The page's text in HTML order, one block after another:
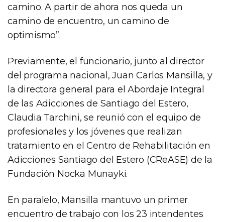
camino. A partir de ahora nos queda un
camino de encuentro, un camino de
optimismo”.
Previamente, el funcionario, junto al director
del programa nacional, Juan Carlos Mansilla, y
la directora general para el Abordaje Integral
de las Adicciones de Santiago del Estero,
Claudia Tarchini, se reunió con el equipo de
profesionales y los jóvenes que realizan
tratamiento en el Centro de Rehabilitación en
Adicciones Santiago del Estero (CReASE) de la
Fundación Nocka Munayki.
En paralelo, Mansilla mantuvo un primer
encuentro de trabajo con los 23 intendentes